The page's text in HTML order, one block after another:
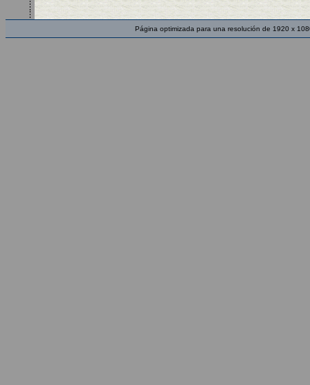
Página optimizada para una resolución de 1920 x